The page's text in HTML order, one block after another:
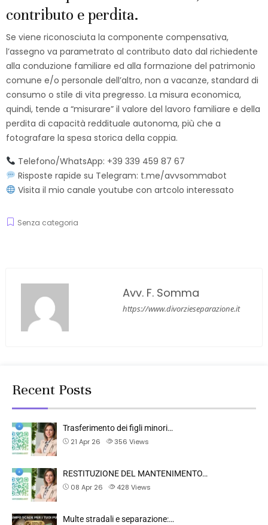
contributo e perdita.
Se viene riconosciuta la componente compensativa,
l’assegno va parametrato al contributo dato dal richiedente
alla conduzione familiare ed alla formazione del patrimonio
comune e/o personale dell’altro, non a vacanze, standard di
consumo o stile di vita pregresso. La misura economica,
quindi, tende a “misurare” il valore del lavoro familiare e della
perdita di capacità reddituale autonoma, più che a
fotografare la spesa storica della coppia.
Telefono/WhatsApp: +39 339 459 87 67
Risposte rapide su Telegram: t.me/avvsommabot
Visita il mio canale youtube con artcolo interessato
Senza categoria
Avv. F. Somma
https://www.divorzieseparazione.it
Recent Posts
Trasferimento dei figli minori…
21 Apr 26
356 Views
RESTITUZIONE DEL MANTENIMENTO…
08 Apr 26
428 Views
Multe stradali e separazione:…